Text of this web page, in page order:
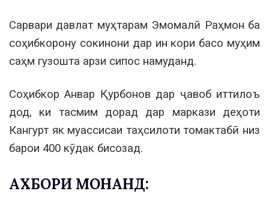
Сарвари давлат муҳтарам Эмомалӣ Раҳмон ба
соҳибкорону сокинони дар ин кори басо муҳим
саҳм гузошта арзи сипос намуданд.
Соҳибкор Анвар Қурбонов дар ҷавоб иттилоъ
дод, ки тасмим дорад дар маркази деҳоти
Кангурт як муассисаи таҳсилоти томактабӣ низ
барои 400 кӯдак бисозад.
АХБОРИ МОНАНД: